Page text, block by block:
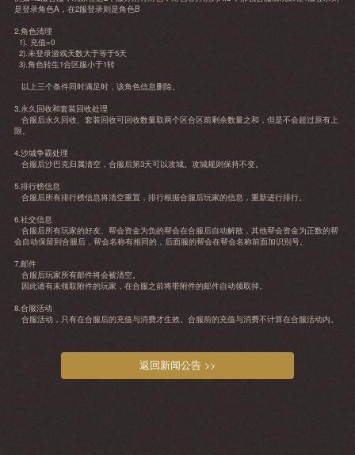
是登录角色A，在2服登录则是角色B
2.角色清理
1). 充值=0
2).未登录游戏天数大于等于5天
3).角色转生1合区服小于1转
以上三个条件同时满足时，该角色信息删除。
3.永久回收和套装回收处理
合服后永久回收、套装回收可回收数量取两个区合区前剩余数量之和，但是不会超过原有上
限。
4.沙城争霸处理
合服后沙巴克归属清空，合服后第3天可以攻城。攻城规则保持不变。
5.排行榜信息
合服后所有排行榜信息将清空重置，排行根据合服后玩家的信息，重新进行排行。
6.社交信息
合服后所有玩家的好友、帮会资金为负的帮会在合服后自动解散，其他帮会资金为正数的帮
会自动保留到合服后，帮会名称有相同的，后面服的帮会在帮会名称前面加识别号。
7.邮件
合服后玩家所有邮件将会被清空。
因此请有未领取附件的玩家，在合服之前将带附件的邮件自动领取掉。
8.合服活动
合服活动，只有在合服后的充值与消费才生效。合服前的充值与消费不计算在合服活动内。
返回新闻公告 >>